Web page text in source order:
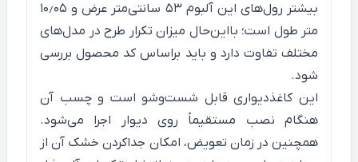
بیشتر رول‌های این آلبوم ۵۳ سانتی‌متر عرض و ۱۰٫۰۵
متر طول است؛ بااین‌حال میزان تکرار طرح در مدل‌های
مختلف تفاوت دارد و باید براساس کد محصول بررسی
شود.
این کاغذدیواری قابل شست‌وشو است و چسب آن
هنگام نصب مستقیماً روی دیوار اجرا می‌شود.
همچنین در زمان تعویض، امکان جداکردن خشک آن از